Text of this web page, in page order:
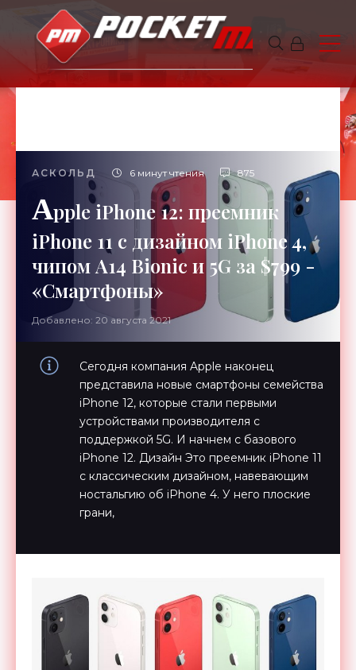
АСКОЛЬД 6 минут чтения 875
Apple iPhone 12: преемник
iPhone 11 с дизайном iPhone 4,
чипом A14 Bionic и 5G за $799 -
«Смартфоны»
Добавлено: 20 августа 2021
Сегодня компания Apple наконец
представила новые смартфоны семейства
iPhone 12, которые стали первыми
устройствами производителя с
поддержкой 5G. И начнем с базового
iPhone 12. Дизайн Это преемник iPhone 11
с классическим дизайном, навевающим
ностальгию об iPhone 4. У него плоские
грани,